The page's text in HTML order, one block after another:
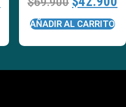
AÑADIR AL CARRITO